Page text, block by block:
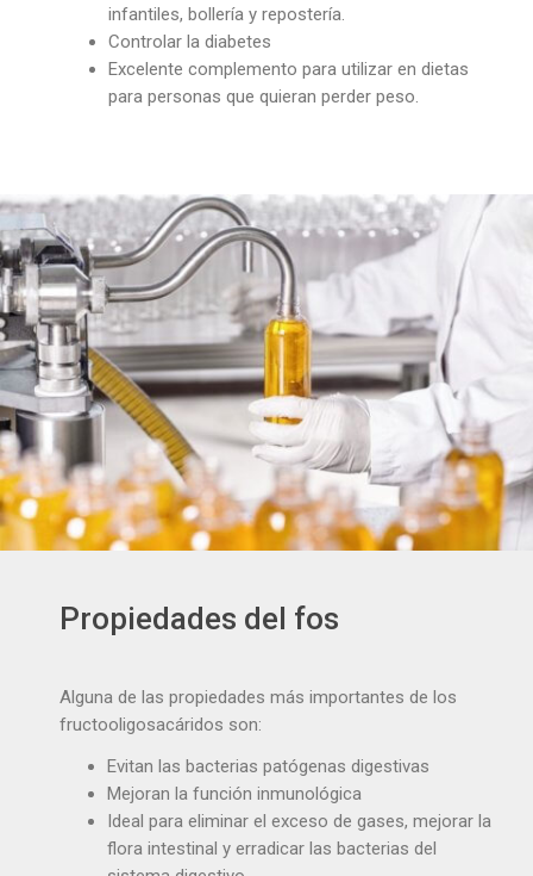
infantiles, bollería y repostería.
Controlar la diabetes
Excelente complemento para utilizar en dietas
para personas que quieran perder peso.
Propiedades del fos
Alguna de las propiedades más importantes de los
fructooligosacáridos son:
Evitan las bacterias patógenas digestivas
Mejoran la función inmunológica
Ideal para eliminar el exceso de gases, mejorar la
flora intestinal y erradicar las bacterias del